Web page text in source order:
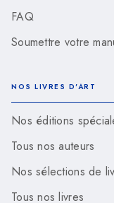
FAQ
Soumettre votre
NOS LIVRES D'ART
Nos éditions
Tous nos auteurs
Nos sélections de
Tous nos livres